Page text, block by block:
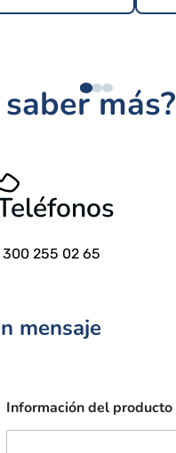
más?
300 255 02 65
mensaje
Información del producto